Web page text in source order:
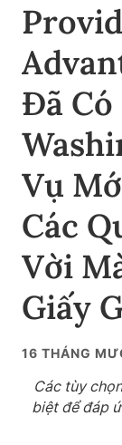
Đã Có
Vụ
Các
Vời
Giấy
16 THÁNG
Các tùy
biệt để đáp